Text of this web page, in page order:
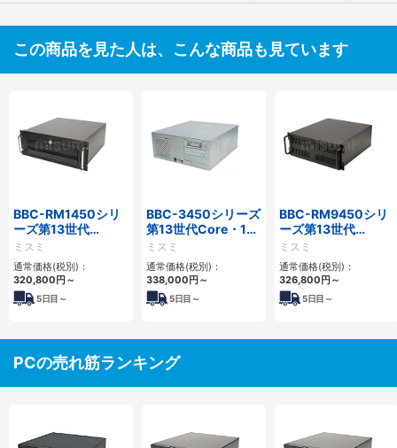
この商品を見た人は、こんな商品も見ています
BBC-RM1450シリ
ーズ第13世代
Core・12世代
Celeron対応ラック
マウント4PCIe
ミスミ
通常価格(税別)：
320,800円～
5日目～
BBC-3450シリーズ
第13世代Core・12
世代Celeron対応フ
ロアマウント4PCIe
ミスミ
通常価格(税別)：
338,000円～
5日目～
BBC-RM9450シリ
ーズ第13世代
Core・12世代
Celeron対応ラック
マウント4PCIe
ミスミ
通常価格(税別)：
326,800円～
5日目～
PCの売れ筋ランキング